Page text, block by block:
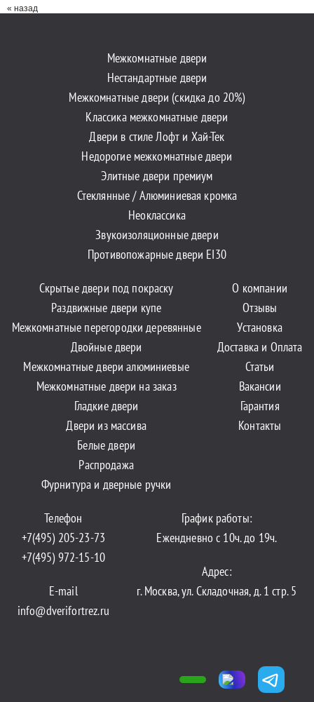
« назад
Межкомнатные двери
Нестандартные двери
Межкомнатные двери (скидка до 20%)
Классика межкомнатные двери
Двери в стиле Лофт и Хай-Тек
Недорогие межкомнатные двери
Элитные двери премиум
Стеклянные / Алюминиевая кромка
Неоклассика
Звукоизоляционные двери
Противопожарные двери EI30
Скрытые двери под покраску
Раздвижные двери купе
Межкомнатные перегородки деревянные
Двойные двери
Межкомнатные двери алюминиевые
Межкомнатные двери на заказ
Гладкие двери
Двери из массива
Белые двери
Распродажа
Фурнитура и дверные ручки
О компании
Отзывы
Установка
Доставка и Оплата
Статьи
Вакансии
Гарантия
Контакты
Телефон
+7(495) 205-23-73
+7(495) 972-15-10
E-mail
info@dverifortrez.ru
График работы:
Ежендневно с 10ч. до 19ч.
Адрес:
г. Москва, ул. Складочная, д. 1 стр. 5